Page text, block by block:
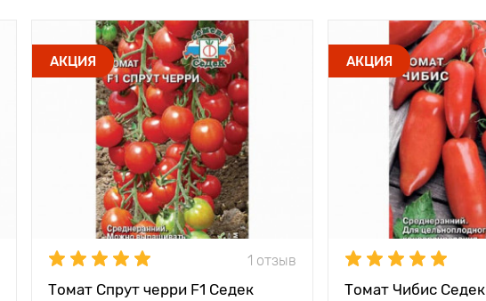
АКЦИЯ
1 отзыв
Томат Спрут черри F1 Седек
АКЦИЯ
Томат Чибис Седек